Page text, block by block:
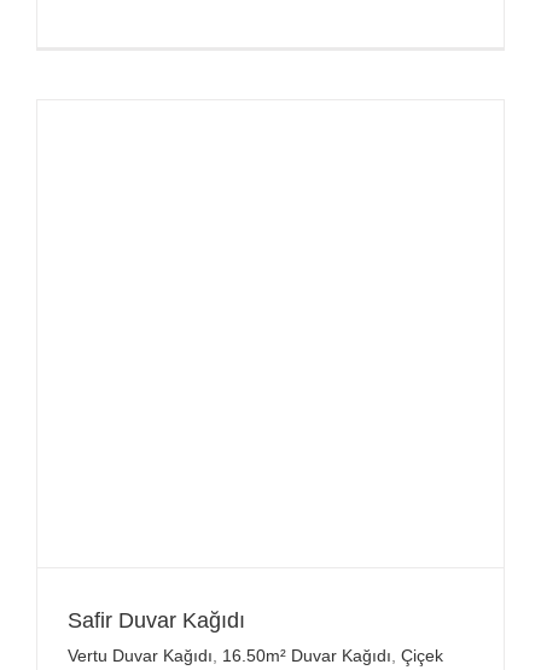
Safir Duvar Kağıdı
Vertu Duvar Kağıdı 16.50m² Duvar Kağıdı Çiçek